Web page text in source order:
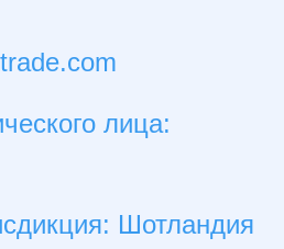
лица:
Шотландия